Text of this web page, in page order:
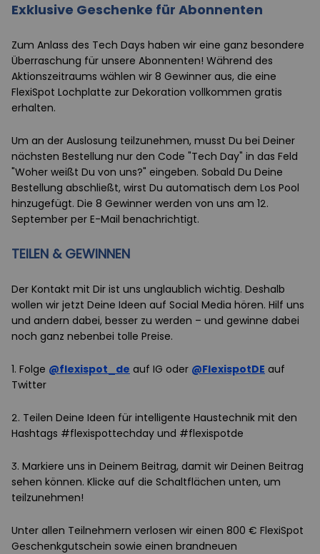
Exklusive Geschenke für Abonnenten
Zum Anlass des Tech Days haben wir eine ganz besondere
Überraschung für unsere Abonnenten! Während des
Aktionszeitraums wählen wir 8 Gewinner aus, die eine
FlexiSpot Lochplatte zur Dekoration vollkommen gratis
erhalten.
Um an der Auslosung teilzunehmen, musst Du bei Deiner
nächsten Bestellung nur den Code "Tech Day" in das Feld
"Woher weißt Du von uns?" eingeben. Sobald Du Deine
Bestellung abschließt, wirst Du automatisch dem Los Pool
hinzugefügt. Die 8 Gewinner werden von uns am 12.
September per E-Mail benachrichtigt.
TEILEN & GEWINNEN
Der Kontakt mit Dir ist uns unglaublich wichtig. Deshalb
wollen wir jetzt Deine Ideen auf Social Media hören. Hilf uns
und andern dabei, besser zu werden – und gewinne dabei
noch ganz nebenbei tolle Preise.
1. Folge @flexispot_de auf IG oder @FlexispotDE auf
Twitter
2. Teilen Deine Ideen für intelligente Haustechnik mit den
Hashtags #flexispottechday und #flexispotde
3. Markiere uns in Deinem Beitrag, damit wir Deinen Beitrag
sehen können. Klicke auf die Schaltflächen unten, um
teilzunehmen!
Unter allen Teilnehmern verlosen wir einen 800 € FlexiSpot
Geschenkgutschein sowie einen brandneuen